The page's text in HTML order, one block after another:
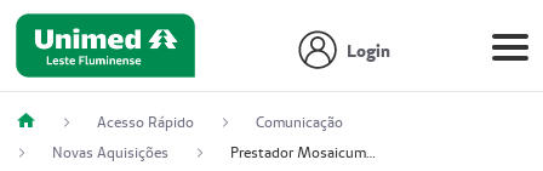
Login
Acesso Rápido
Comunicação
Novas Aquisições
Prestador Mosaicum Espaço Clínico Eireli (51004355-5)